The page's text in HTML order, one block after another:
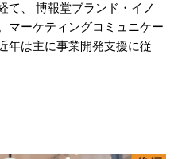
て、 博報堂ブランド・イノ
マーケティングコミュニケー
年は主に事業開発支援に従